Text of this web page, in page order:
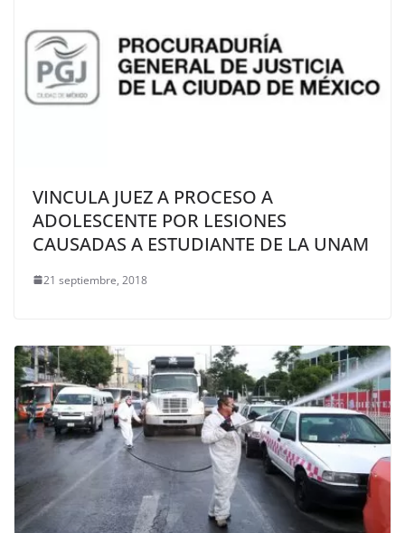
VINCULA JUEZ A PROCESO A
ADOLESCENTE POR LESIONES
CAUSADAS A ESTUDIANTE DE LA UNAM
21 septiembre, 2018